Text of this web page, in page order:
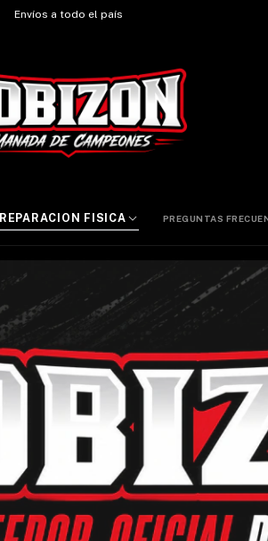
Envíos a todo el país
FISICA PREGUNTAS